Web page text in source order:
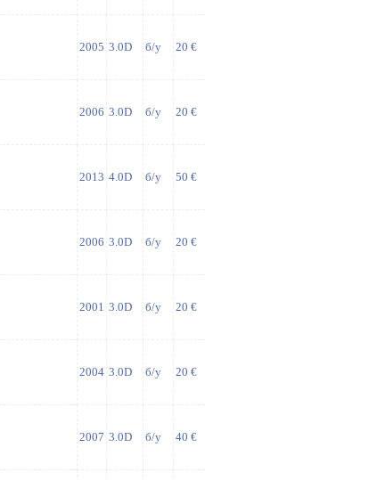
2005 3.0D б/у 20 €
2006 3.0D б/у 20 €
2013 4.0D б/у 50 €
2006 3.0D б/у 20 €
2001 3.0D б/у 20 €
2004 3.0D б/у 20 €
2007 3.0D б/у 40 €